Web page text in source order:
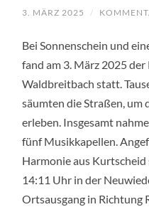
3. MÄRZ 2025 /
Bei Sonnenschein und
fand am 3. März 2025
Waldbreitbach statt.
säumten die Straßen, um
erleben. Insgesamt
fünf Musikkapellen.
Harmonie aus
14:11 Uhr in der
Ortsausgang in Richtung